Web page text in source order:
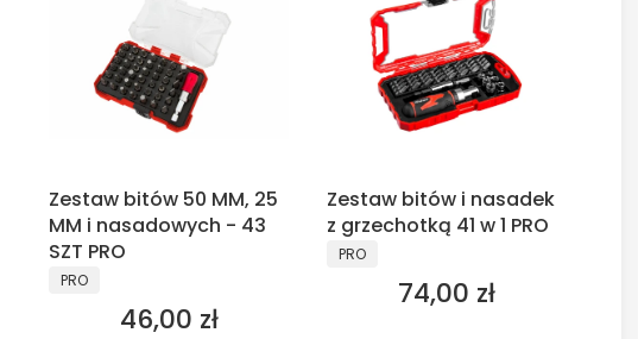
Zestaw bitów 50 MM, 25
MM i nasadowych - 43
SZT PRO
PRODUCENT
PRO
Cena
46,00 zł
Zestaw bitów i nasadek
z grzechotką 41 w 1 PRO
PRODUCENT
PRO
Cena
74,00 zł